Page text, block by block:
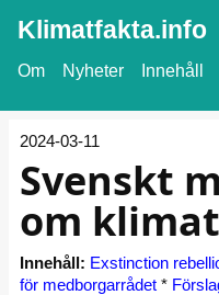
Klimatfakta.info
Om Nyheter Innehåll
2024-03-11
Svenskt
om
Innehåll: Exstinction
för medborgarrådet *